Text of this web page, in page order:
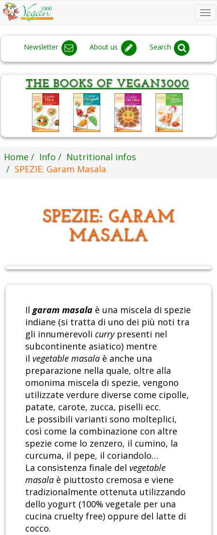
Newsletter About us Search
Home Info
Nutritional infos
SPEZIE: Garam Masala
SPEZIE: GARAM
MASALA
Il garam masala è una miscela di spezie
indiane (si tratta di uno dei più noti tra
gli innumerevoli curry presenti nel
subcontinente asiatico) mentre
il vegetable masala è anche una
preparazione nella quale, oltre alla
omonima miscela di spezie, vengono
utilizzate verdure diverse come cipolle,
patate, carote, zucca, piselli ecc.
Le possibili varianti sono molteplici,
così come la combinazione con altre
spezie come lo zenzero, il cumino, la
curcuma, il pepe, il coriandolo…
La consistenza finale del vegetable
masala è piuttosto cremosa e viene
tradizionalmente ottenuta utilizzando
dello yogurt (100% vegetale per una
cucina cruelty free) oppure del latte di
cocco.